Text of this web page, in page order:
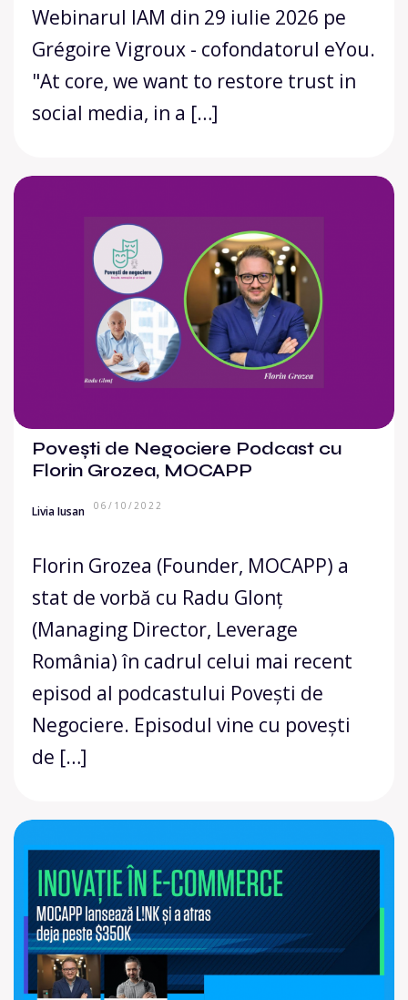
Webinarul IAM din 29 iulie 2026 pe
Grégoire Vigroux - cofondatorul eYou.
"At core, we want to restore trust in
social media, in a […]
Povești de Negociere Podcast cu
Florin Grozea, MOCAPP
Livia Iusan 06/10/2022
Florin Grozea (Founder, MOCAPP) a
stat de vorbă cu Radu Glonț
(Managing Director, Leverage
România) în cadrul celui mai recent
episod al podcastului Povești de
Negociere. Episodul vine cu povești
de […]